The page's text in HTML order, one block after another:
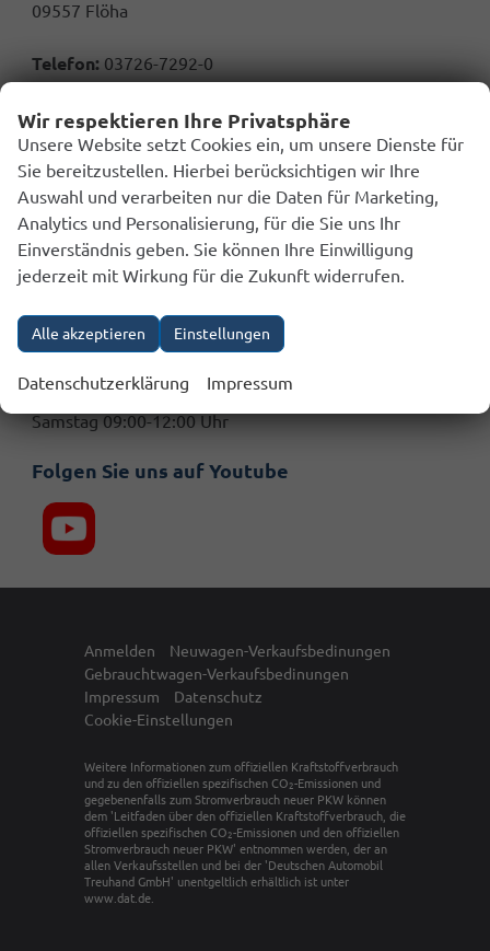
09557 Flöha
Telefon: 03726-7292-0
E-Mail:info@autohausfischer.de
Öffnungszeiten
Reparatur-Werkstatt:
Montag bis Freitag 07:00-17:00 Uhr
Samstag 08:00-12:00 Uhr
Montag bis Freitag 09:00-17:00 Uhr
Samstag 09:00-12:00 Uhr
Folgen Sie uns auf Youtube
Anmelden
Neuwagen-Verkaufsbedinungen
Gebrauchtwagen-Verkaufsbedinungen
Impressum
Datenschutz
Cookie-Einstellungen
Weitere Informationen zum offiziellen Kraftstoffverbrauch
und zu den offiziellen spezifischen CO 2-Emissionen und
gegebenenfalls zum Stromverbrauch neuer PKW können
dem 'Leitfaden über den offiziellen Kraftstoffverbrauch, die
offiziellen spezifischen CO 2-Emissionen und den offiziellen
Stromverbrauch neuer PKW' entnommen werden, der an
allen Verkaufsstellen und bei der 'Deutschen Automobil
Treuhand GmbH' unentgeltlich erhältlich ist unter
www.dat.de.
Wir respektieren Ihre Privatsphäre
Unsere Website setzt Cookies ein, um unsere Dienste für
Sie bereitzustellen. Hierbei berücksichtigen wir Ihre
Auswahl und verarbeiten nur die Daten für Marketing,
Analytics und Personalisierung, für die Sie uns Ihr
Einverständnis geben. Sie können Ihre Einwilligung
jederzeit mit Wirkung für die Zukunft widerrufen.
Alle akzeptieren Einstellungen
Datenschutzerklärung Impressum